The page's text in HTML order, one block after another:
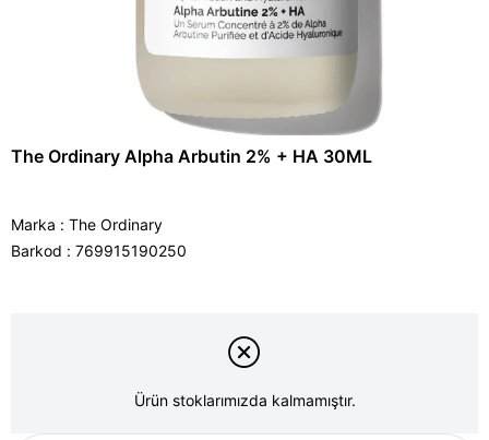
The Ordinary Alpha Arbutin 2% + HA 30ML
Marka : The Ordinary
Barkod : 769915190250
Ürün stoklarımızda kalmamıştır.